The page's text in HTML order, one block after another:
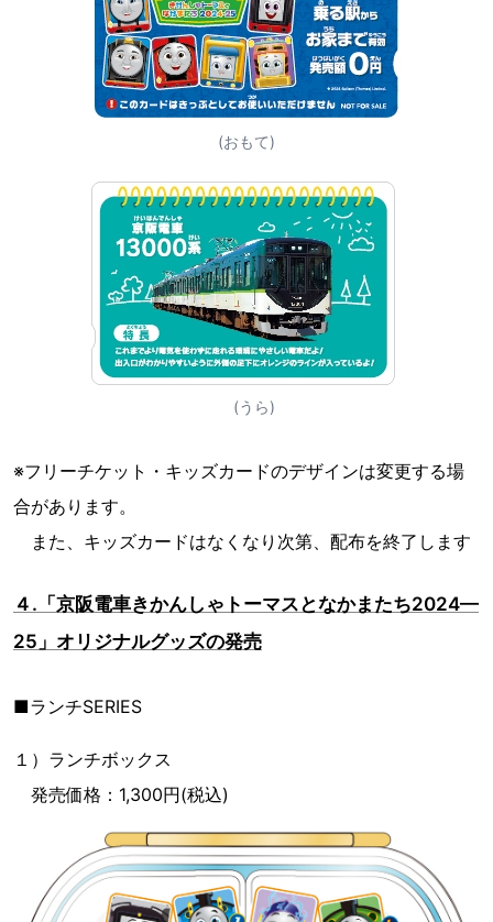
(おもて)
(うら)
※フリーチケット・キッズカードのデザインは変更する場
合があります。
また、キッズカードはなくなり次第、配布を終了します
４.「京阪電車きかんしゃトーマスとなかまたち2024—
25」オリジナルグッズの発売
■ランチSERIES
１）ランチボックス
発売価格：1,300円(税込)